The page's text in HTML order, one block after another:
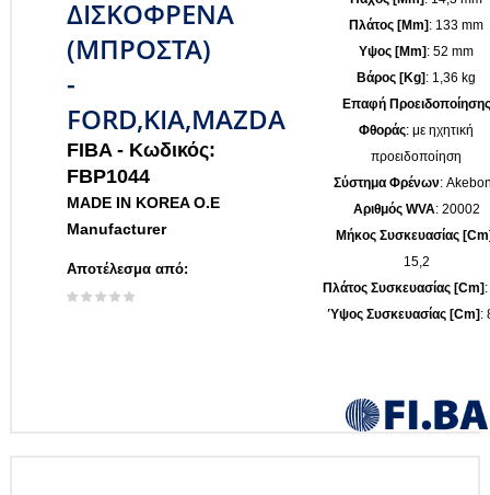
ΔΙΣΚΟΦΡΕΝΑ
(ΜΠΡΟΣΤΑ)
-
FORD,KIA,MAZDA
FIBA - Κωδικός:
FBP1044
MADE IN KOREA O.E
Manufacturer
Αποτέλεσμα από:
Πλάτος [mm] : 133 mm
Υψος [mm] : 52 mm
Βάρος [kg] : 1,36 kg
Επαφή Προειδοποίησης
Φθοράς: με ηχητική
προειδοποίηση
Σύστημα Φρένων:
Αριθμός WVA: 20002
Μήκος Συσκευασίας
15,2
Πλάτος Συσκευασίας [cm]
Ύψος Συσκευασίας [cm] :